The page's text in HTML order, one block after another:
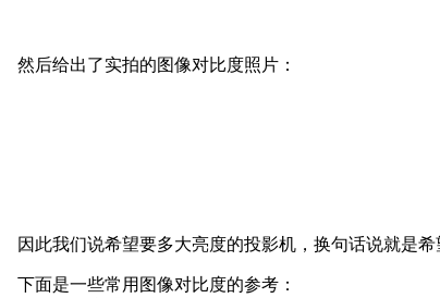
然后给出了实拍的图像对比度照片：
因此我们说希望要多大亮度的投影机，换句话说就是
下面是一些常用图像对比度的参考：